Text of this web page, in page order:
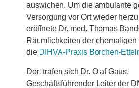
auswichen. Um die ambulante
Versorgung vor Ort wieder
eröffnete Dr. med. Thomas
Räumlichkeiten der ehemaligen
die DIHVA-Praxis Borchen-
Dort trafen sich Dr. Olaf Gaus,
Geschäftsführender Leiter der